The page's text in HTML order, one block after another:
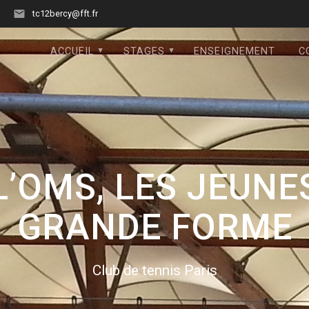
tc12bercy@fft.fr
ACCUEIL STAGES ENSEIGNEMENT
LES
GRANDE FORME
Club de tennis Paris